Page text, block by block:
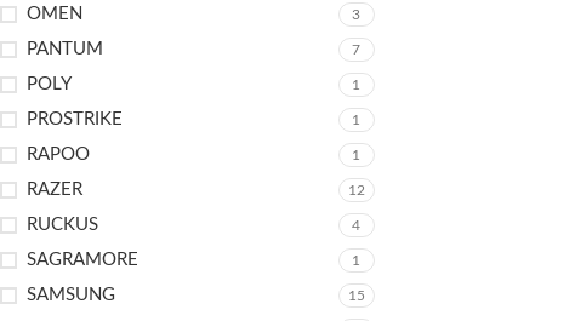
OMEN 3
PANTUM 7
POLY 1
PROSTRIKE 1
RAPOO 1
RAZER 12
RUCKUS 4
SAGRAMORE 1
SAMSUNG 15